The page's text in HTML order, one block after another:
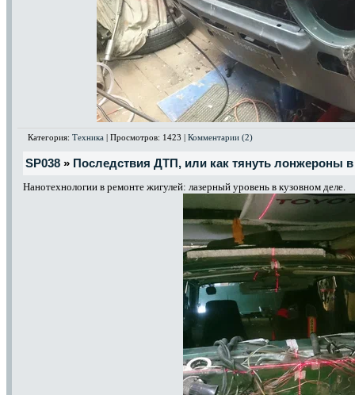
Категория: Техника | Просмотров: 1423 | Комментарии (2)
SP038 » Последствия ДТП, или как тянуть лонжероны в
Нанотехнологии в ремонте жигулей: лазерный уровень в кузовном деле.